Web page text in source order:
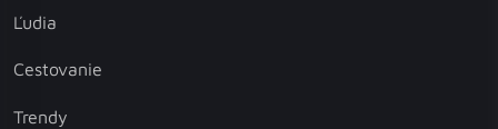
Ľudia
Cestovanie
Trendy